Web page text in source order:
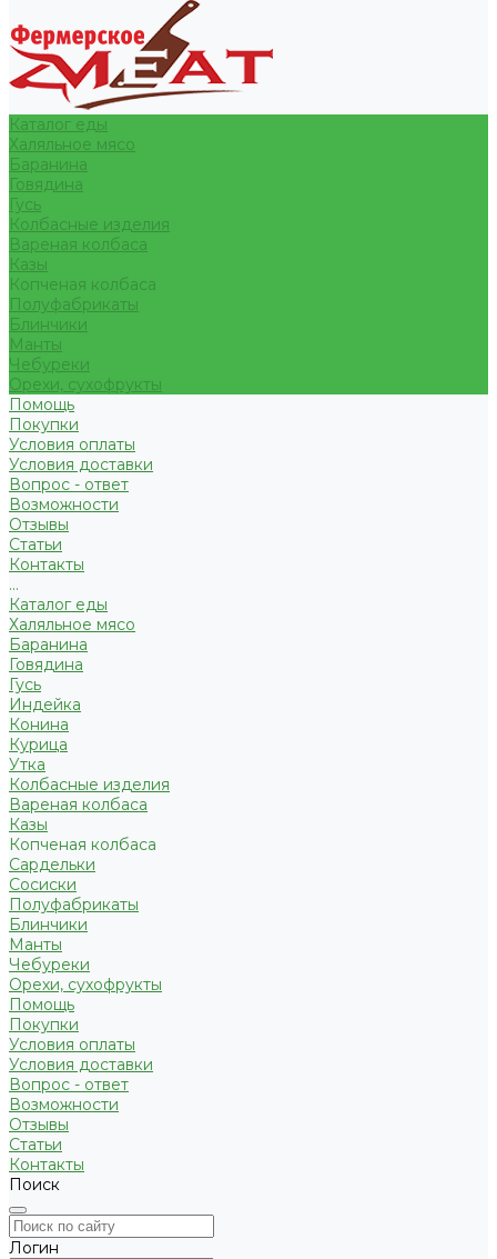
Каталог еды
Халяльное мясо
Баранина
Говядина
Гусь
Колбасные изделия
Вареная колбаса
Казы
Копченая колбаса
Полуфабрикаты
Блинчики
Манты
Чебуреки
Орехи, сухофрукты
Помощь
Покупки
Условия оплаты
Условия доставки
Вопрос - ответ
Возможности
Отзывы
Статьи
Контакты
...
Каталог еды
Халяльное мясо
Баранина
Говядина
Гусь
Индейка
Конина
Курица
Утка
Колбасные изделия
Вареная колбаса
Казы
Копченая колбаса
Сардельки
Сосиски
Полуфабрикаты
Блинчики
Манты
Чебуреки
Орехи, сухофрукты
Помощь
Покупки
Условия оплаты
Условия доставки
Вопрос - ответ
Возможности
Отзывы
Статьи
Контакты
Поиск
Логин